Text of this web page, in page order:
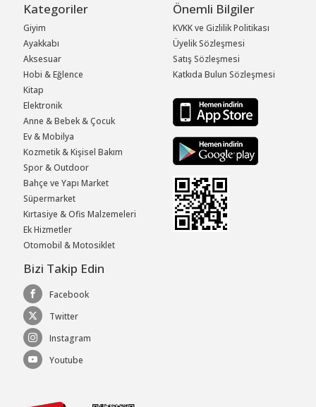
Kategoriler
Giyim
Ayakkabı
Aksesuar
Hobi & Eğlence
Kitap
Elektronik
Anne & Bebek & Çocuk
Ev & Mobilya
Kozmetik & Kişisel Bakım
Spor & Outdoor
Bahçe ve Yapı Market
Süpermarket
Kırtasiye & Ofis Malzemeleri
Ek Hizmetler
Otomobil & Motosiklet
Önemli Bilgiler
KVKK ve Gizlilik Politikası
Üyelik Sözleşmesi
Satış Sözleşmesi
Katkıda Bulun Sözleşmesi
Bizi Takip Edin
Facebook
Twitter
Instagram
Youtube